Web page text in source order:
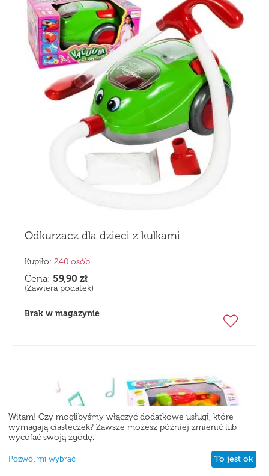
Odkurzacz dla dzieci z kulkami
Kupiło: 240 osób
Cena: 59,90 zł
(Zawiera podatek)
Brak w magazynie
Witam! Czy moglibyśmy włączyć dodatkowe usługi, które
wymagają ciasteczek? Zawsze możesz później zmienić lub
wycofać swoją zgodę.
Pozwól mi wybrać To jest ok